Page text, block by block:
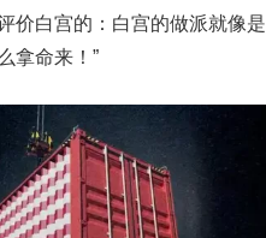
价白宫的：白宫的做派就像是
拿命来！”